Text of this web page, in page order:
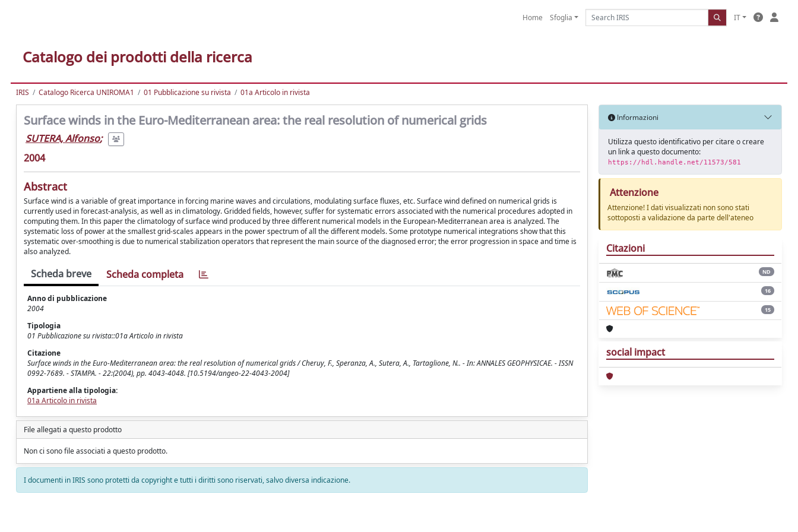
Home Sfoglia IT
Catalogo dei prodotti della ricerca
IRIS Catalogo Ricerca UNIROMA1 01 Pubblicazione su rivista 01a Articolo in rivista
Surface winds in the Euro-Mediterranean area: the real resolution of numerical grids
SUTERA, Alfonso;
2004
Abstract
Surface wind is a variable of great importance in forcing marine waves and circulations, modulating surface fluxes, etc. Surface wind defined on numerical grids is
currently used in forecast-analysis, as well as in climatology. Gridded fields, however, suffer for systematic errors associated with the numerical procedures adopted in
computing them. In this paper the climatology of surface wind produced by three different numerical models in the European-Mediterranean area is analyzed. The
systematic loss of power at the smallest grid-scales appears in the power spectrum of all the different models. Some prototype numerical integrations show that this
systematic over-smoothing is due to numerical stabilization operators that represent the main source of the diagnosed error; the error progression in space and time is
also analyzed.
Scheda breve Scheda completa
Anno di pubblicazione
2004
Tipologia
01 Pubblicazione su rivista::01a Articolo in rivista
Citazione
Surface winds in the Euro-Mediterranean area: the real resolution of numerical grids / Cheruy, F., Speranza, A., Sutera, A., Tartaglione, N.. - In: ANNALES GEOPHYSICAE. - ISSN
0992-7689. - STAMPA. - 22:(2004), pp. 4043-4048. [10.5194/angeo-22-4043-2004]
Appartiene alla tipologia:
01a Articolo in rivista
File allegati a questo prodotto
Non ci sono file associati a questo prodotto.
I documenti in IRIS sono protetti da copyright e tutti i diritti sono riservati, salvo diversa indicazione.
Informazioni
Utilizza questo identificativo per citare o creare
un link a questo documento:
https://hdl.handle.net/11573/581
Attenzione
Attenzione! I dati visualizzati non sono stati
sottoposti a validazione da parte dell'ateneo
Citazioni
ND
16
15
social impact